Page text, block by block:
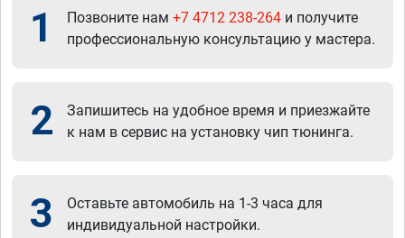
1 Позвоните нам +7 4712 238-264 и получите
профессиональную консультацию у мастера.
2
Запишитесь на удобное время и приезжайте
к нам в сервис на установку чип тюнинга.
3
Оставьте автомобиль на 1-3 часа для
индивидуальной настройки.